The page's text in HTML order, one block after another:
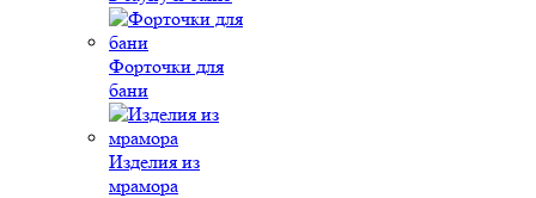
Форточки для
бани
Изделия из
мрамора